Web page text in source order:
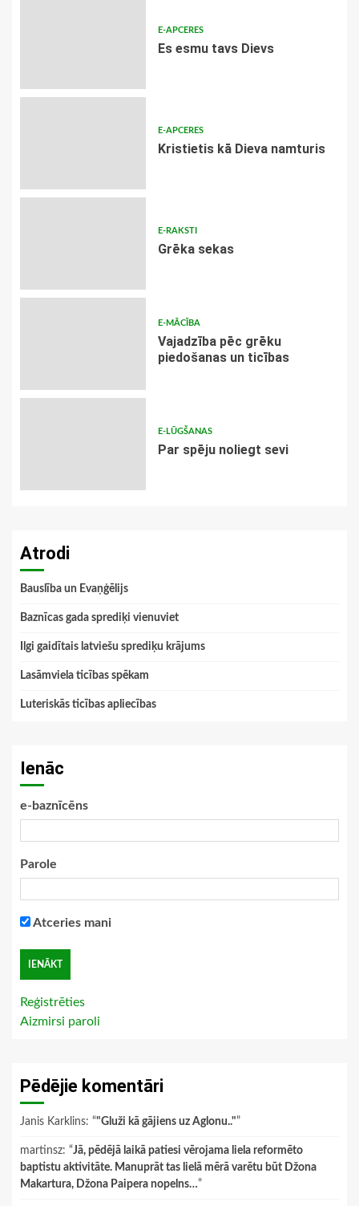
E-APCERES
Es esmu tavs Dievs
E-APCERES
Kristietis kā Dieva namturis
E-RAKSTI
Grēka sekas
E-MĀCĪBA
Vajadzība pēc grēku
piedošanas un ticības
E-LŪGŠANAS
Par spēju noliegt sevi
Atrodi
Bauslība un Evaņģēlijs
Baznīcas gada sprediķi vienuviet
Ilgi gaidītais latviešu sprediķu krājums
Lasāmviela ticības spēkam
Luteriskās ticības apliecības
Ienāc
e-baznīcēns
Parole
Atceries mani
Reģistrēties
Aizmirsi paroli
Pēdējie komentāri
Janis Karklins: “"Gluži kā gājiens uz Aglonu.."”
martinsz: “Jā, pēdējā laikā patiesi vērojama liela reformēto
baptistu aktivitāte. Manuprāt tas lielā mērā varētu būt Džona
Makartura, Džona Paipera nopelns…”